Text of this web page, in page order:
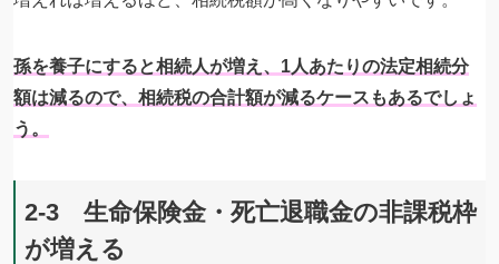
孫を養子にすると相続人が増え、1人あたりの法定相続分
額は減るので、相続税の合計額が減るケースもあるでしょ
う。
2-3 生命保険金・死亡退職金の非課税枠
が増える